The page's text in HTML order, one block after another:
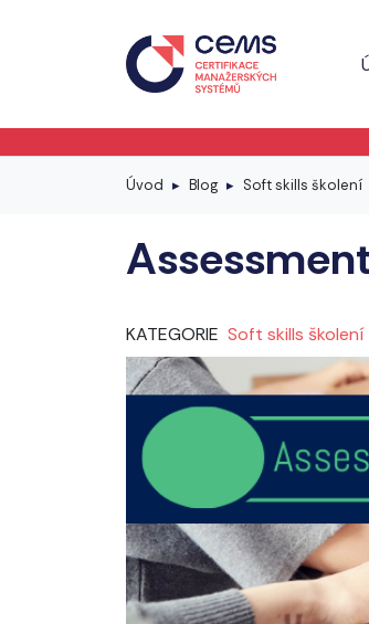
Úvod Blog Soft skills školení
KATEGORIE Soft skills školení